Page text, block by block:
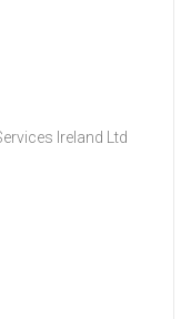
Ireland Ltd